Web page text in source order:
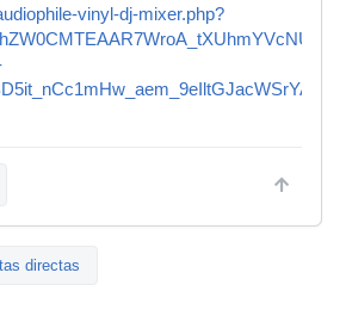
vinyl-dj-mixer.php?
directas